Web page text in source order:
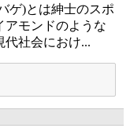
ゲ)とは紳士のスポ
アモンドのような
代社会におけ...